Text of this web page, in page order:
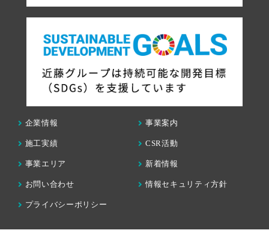
企業情報 事業案内
施工実績 CSR活動
事業エリア 新着情報
お問い合わせ 情報セキュリティ方針
プライバシーポリシー